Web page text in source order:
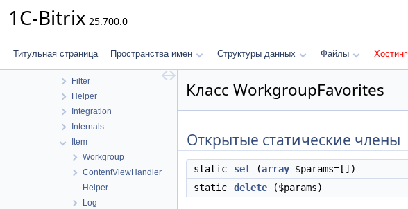
1C-Bitrix 25.700.0
Титульная страница Пространства имен Структуры данных Файлы Хостинг
Control
Copy
Filter
Helper
Integration
Internals
Item
Workgroup
ContentViewHandler
Helper
Log
Класс WorkgroupFavorites
Открытые статические члены
static set (array $params=[])
static
delete ($params)